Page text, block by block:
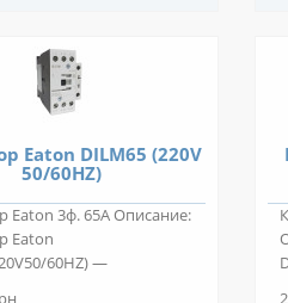
Eaton DILM65 (220V
50/60HZ)
Eaton 3ф. 65А Описание:
Eaton
60HZ) —